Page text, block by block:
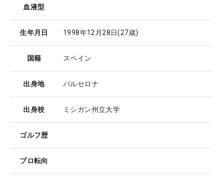
血液型
生年月日 1998年12月28日(27歳)
国籍 スペイン
出身地 バルセロナ
出身校 ミシガン州立大学
ゴルフ歴
プロ転向